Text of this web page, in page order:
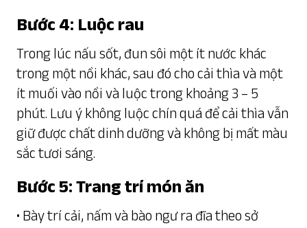
Bước 4: Luộc rau
Trong lúc nấu sốt, đun sôi một ít nước khác
trong một nồi khác, sau đó cho cải thìa và một
ít muối vào nồi và luộc trong khoảng 3 – 5
phút. Lưu ý không luộc chín quá để cải thìa vẫn
giữ được chất dinh dưỡng và không bị mất màu
sắc tươi sáng.
Bước 5: Trang trí món ăn
• Bày trí cải, nấm và bào ngư ra đĩa theo sở